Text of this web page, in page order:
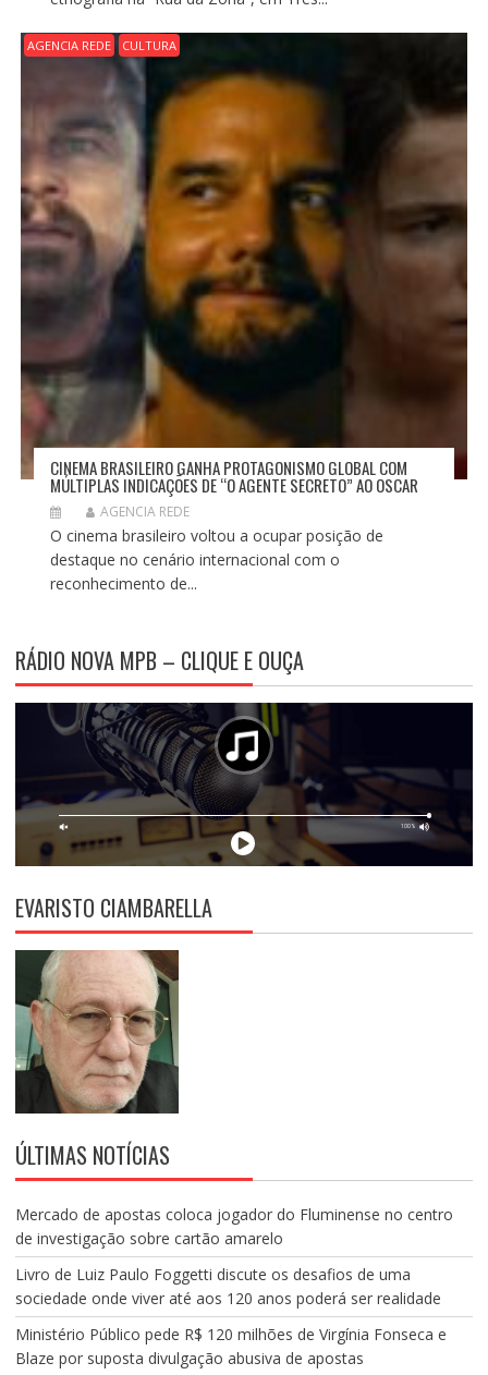
AGENCIA REDE CULTURA
CINEMA BRASILEIRO GANHA PROTAGONISMO GLOBAL COM
MÚLTIPLAS INDICAÇÕES DE “O AGENTE SECRETO” AO OSCAR
AGENCIA REDE
O cinema brasileiro voltou a ocupar posição de
destaque no cenário internacional com o
reconhecimento de...
RÁDIO NOVA MPB – CLIQUE E OUÇA
EVARISTO CIAMBARELLA
ÚLTIMAS NOTÍCIAS
Mercado de apostas coloca jogador do Fluminense no centro
de investigação sobre cartão amarelo
Livro de Luiz Paulo Foggetti discute os desafios de uma
sociedade onde viver até aos 120 anos poderá ser realidade
Ministério Público pede R$ 120 milhões de Virgínia Fonseca e
Blaze por suposta divulgação abusiva de apostas